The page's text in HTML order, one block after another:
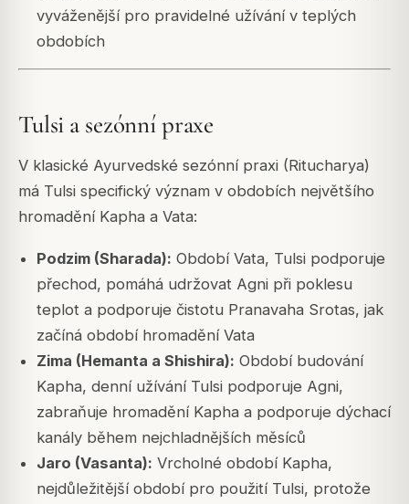
vyváženější pro pravidelné užívání v teplých
obdobích
Tulsi a sezónní praxe
V klasické Ayurvedské sezónní praxi (Ritucharya)
má Tulsi specifický význam v obdobích největšího
hromadění Kapha a Vata:
Podzim (Sharada): Období Vata, Tulsi podporuje
přechod, pomáhá udržovat Agni při poklesu
teplot a podporuje čistotu Pranavaha Srotas, jak
začíná období hromadění Vata
Zima (Hemanta a Shishira): Období budování
Kapha, denní užívání Tulsi podporuje Agni,
zabraňuje hromadění Kapha a podporuje dýchací
kanály během nejchladnějších měsíců
Jaro (Vasanta): Vrcholné období Kapha,
nejdůležitější období pro použití Tulsi, protože